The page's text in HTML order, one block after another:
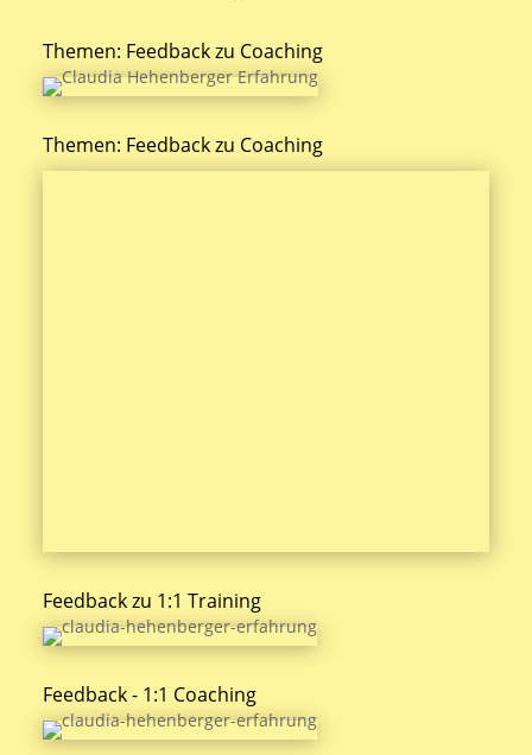
Themen: Feedback zu Coaching
Themen: Feedback zu Coaching
Feedback zu 1:1 Training
Feedback - 1:1 Coaching